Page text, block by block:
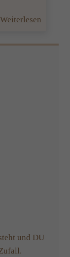
Weiterlesen
zum
und DU